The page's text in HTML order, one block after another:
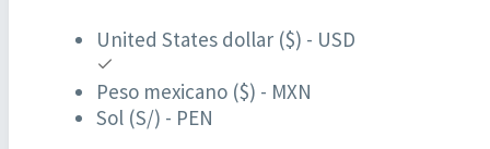
United States dollar ($) - USD
Peso mexicano ($) - MXN
Sol (S/) - PEN